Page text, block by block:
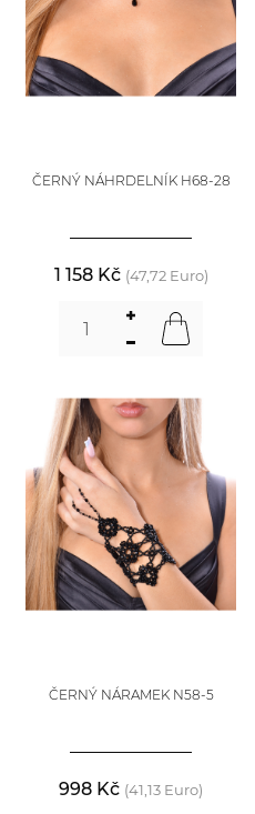
ČERNÝ NÁHRDELNÍK H68-28
1 158 Kč (47,72 Euro)
ČERNÝ NÁRAMEK N58-5
998 Kč (41,13 Euro)